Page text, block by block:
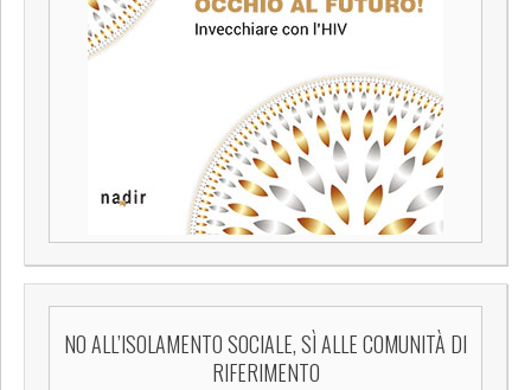
NO ALL’ISOLAMENTO SOCIALE, SÌ ALLE COMUNITÀ DI
RIFERIMENTO